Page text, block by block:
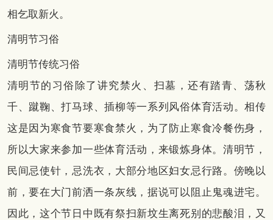
相乞取新火。
清明节习俗
清明节传统习俗
清明节的习俗除了讲究禁火、扫墓，还有踏青、荡秋
千、蹴鞠、打马球、插柳等一系列风俗体育活动。相传
这是因为寒食节要寒食禁火，为了防止寒食冷餐伤身，
所以大家来参加一些体育活动，来锻炼身体。清明节，
民间忌使针，忌洗衣，大部分地区妇女忌行路。傍晚以
前，要在大门前洒一条灰线，据说可以阻止鬼魂进宅。
因此，这个节日中既有祭扫新坟生离死别的悲酸泪，又